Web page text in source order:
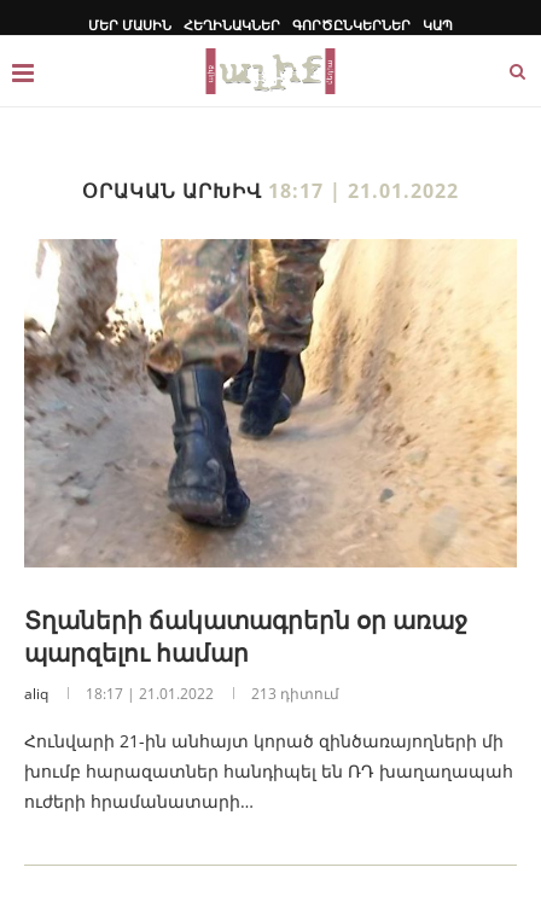
ՄԵՐ ՄԱՍԻՆ ՀԵՂԻՆԱԿՆԵՐ ԳՈՐԾԸՆԿԵՐՆԵՐ ԿԱՊ
ՕՐԱԿԱՆ ԱՐԽԻՎ 18:17 | 21.01.2022
Տղաների ճակատագրերն օր առաջ
պարզելու համար
aliq 18:17 | 21.01.2022 213 դիտում
Հունվարի 21-ին անհայտ կորած զինծառայողների մի
խումբ հարազատներ հանդիպել են ՌԴ խաղաղապահ
ուժերի հրամանատարի…